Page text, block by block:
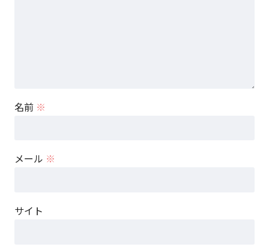
名前 ※
メール ※
サイト